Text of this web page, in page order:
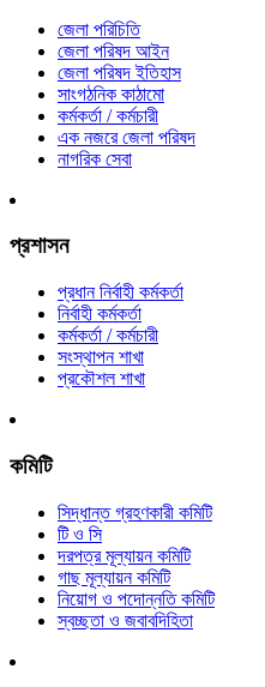
জেলা পরিচিতি
জেলা পরিষদ আইন
জেলা পরিষদ ইতিহাস
সাংগঠনিক কাঠামো
কর্মকর্তা / কর্মচারী
এক নজরে জেলা পরিষদ
নাগরিক সেবা
প্রশাসন
প্রধান নির্বাহী কর্মকর্তা
নির্বাহী কর্মকর্তা
কর্মকর্তা / কর্মচারী
সংস্থাপন শাখা
প্রকৌশল শাখা
কমিটি
সিদ্ধান্ত গ্রহণকারী কমিটি
টি ও সি
দরপত্র মূল্যায়ন কমিটি
গাছ মূল্যায়ন কমিটি
নিয়োগ ও পদোন্নতি কমিটি
স্বচ্ছতা ও জবাবদিহিতা